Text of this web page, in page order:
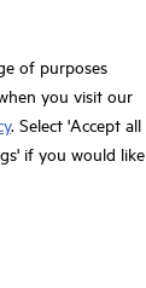
of purposes
you visit our
. Select 'Accept all
if you would like